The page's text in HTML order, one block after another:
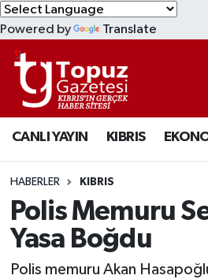
Powered by Translate
CANLI YAYIN KIBRIS
HABERLER KIBRIS
Polis Memuru
Yasa Boğdu
Polis memuru Akan
KIBRIS
DÜNYA
EKONOMİ
MAGAZİN
SAĞLIK
Lefkoşa Nöbetçi Eczaneler
Lefkoşa Hava Durumu
Lefkoşa Trafik Yoğunluk
Süper Lig Puan Durumu ve
Tüm Manşetler
Son Dakika Haberleri